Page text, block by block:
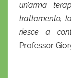
un’arma
trattamento,
riesce a
Professor